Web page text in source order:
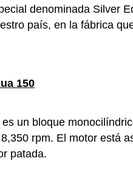
denominada Silver
país, en la fábrica
150
es un bloque
rpm. El motor está
patada.